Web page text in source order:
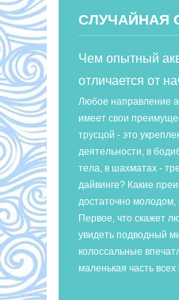
СЛУЧАЙНАЯ
Чем опытный
отличается от
Любое направление
имеет свои
трусцой - это
деятельности, в
тела, в шахматах -
дайвинге? Какие
достаточно молодом,
Первое, что скажет
увидеть подводный
колоссальные
маленькая часть